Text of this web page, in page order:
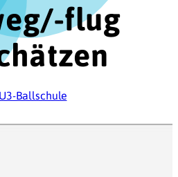
flug
U3-Ballschule